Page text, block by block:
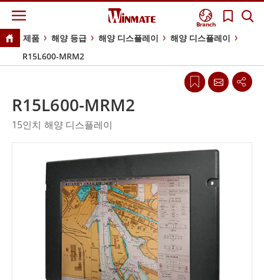
Branch
제품 해양 등급 해양 디스플레이
해양 디스플레이
R15L600-MRM2
R15L600-MRM2
15인치 해양 디스플레이